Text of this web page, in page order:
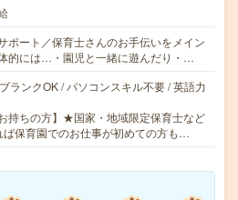
ポート／保育士さんのお手伝いをメイン
的には…・園児と一緒に遊んだり・…
ランクOK / パソコンスキル不要 / 英語力
持ちの方】★国家・地域限定保育士など
ば保育園でのお仕事が初めての方も…